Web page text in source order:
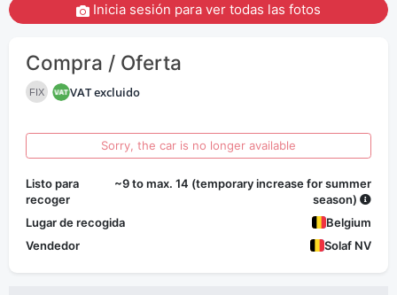
Inicia sesión para ver todas las fotos
Compra / Oferta
FIX VAT excluido
Sorry, the car is no longer available
Listo para
recoger
~9 to max. 14 (temporary increase for summer
season)
Lugar de recogida
Belgium
Vendedor
Solaf NV